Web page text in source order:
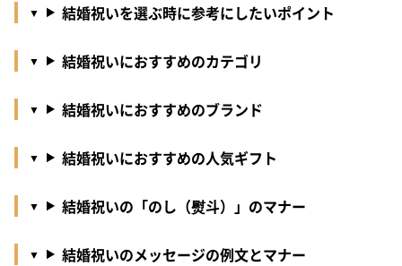
結婚祝いを選ぶ時に参考にしたいポイント
結婚祝いにおすすめのカテゴリ
結婚祝いにおすすめのブランド
結婚祝いにおすすめの人気ギフト
結婚祝いの「のし（熨斗）」のマナー
結婚祝いのメッセージの例文とマナー